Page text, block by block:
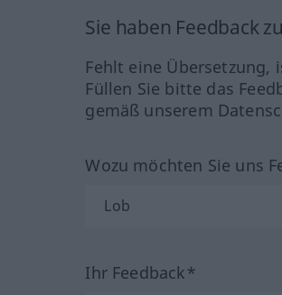
Sie haben Feedback
Fehlt eine Übersetzung,
Füllen Sie bitte das
gemäß unserem
Wozu möchten Sie uns
Ihr Feedback*